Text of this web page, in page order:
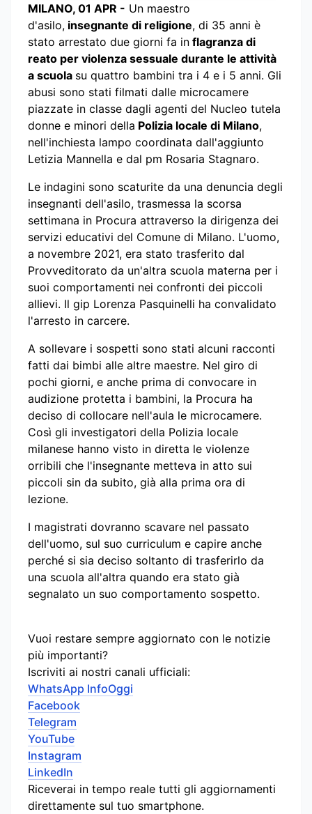
MILANO, 01 APR - Un maestro
d'asilo, insegnante di religione, di 35 anni è
stato arrestato due giorni fa in flagranza di
reato per violenza sessuale durante le attività
a scuola su quattro bambini tra i 4 e i 5 anni. Gli
abusi sono stati filmati dalle microcamere
piazzate in classe dagli agenti del Nucleo tutela
donne e minori della Polizia locale di Milano,
nell'inchiesta lampo coordinata dall'aggiunto
Letizia Mannella e dal pm Rosaria Stagnaro.
Le indagini sono scaturite da una denuncia degli
insegnanti dell'asilo, trasmessa la scorsa
settimana in Procura attraverso la dirigenza dei
servizi educativi del Comune di Milano. L'uomo,
a novembre 2021, era stato trasferito dal
Provveditorato da un'altra scuola materna per i
suoi comportamenti nei confronti dei piccoli
allievi. Il gip Lorenza Pasquinelli ha convalidato
l'arresto in carcere.
A sollevare i sospetti sono stati alcuni racconti
fatti dai bimbi alle altre maestre. Nel giro di
pochi giorni, e anche prima di convocare in
audizione protetta i bambini, la Procura ha
deciso di collocare nell'aula le microcamere.
Così gli investigatori della Polizia locale
milanese hanno visto in diretta le violenze
orribili che l'insegnante metteva in atto sui
piccoli sin da subito, già alla prima ora di
lezione.
I magistrati dovranno scavare nel passato
dell'uomo, sul suo curriculum e capire anche
perché si sia deciso soltanto di trasferirlo da
una scuola all'altra quando era stato già
segnalato un suo comportamento sospetto.
Vuoi restare sempre aggiornato con le notizie
più importanti?
Iscriviti ai nostri canali ufficiali:
WhatsApp InfoOggi
Facebook
Telegram
YouTube
Instagram
LinkedIn
Riceverai in tempo reale tutti gli aggiornamenti
direttamente sul tuo smartphone.